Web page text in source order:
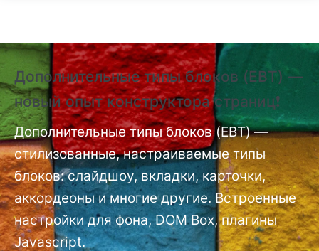
Дополнительные типы блоков (EBT) —
новый опыт конструктора страниц❗
Дополнительные типы блоков (EBT) —
стилизованные, настраиваемые типы
блоков: слайдшоу, вкладки, карточки,
аккордеоны и многие другие. Встроенные
настройки для фона, DOM Box, плагины
Javascript.